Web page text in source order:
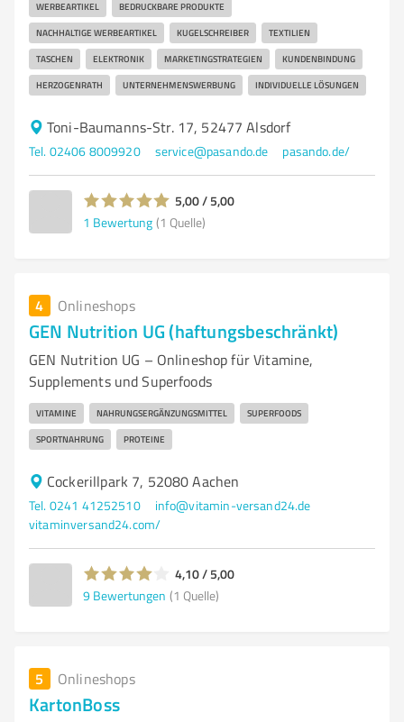
WERBEARTIKEL BEDRUCKBARE PRODUKTE
NACHHALTIGE WERBEARTIKEL KUGELSCHREIBER TEXTILIEN
TASCHEN ELEKTRONIK MARKETINGSTRATEGIEN KUNDENBINDUNG
HERZOGENRATH UNTERNEHMENSWERBUNG INDIVIDUELLE LÖSUNGEN
Toni-Baumanns-Str. 17, 52477 Alsdorf
Tel. 02406 8009920 service@pasando.de pasando.de/
5,00 / 5,00
1 Bewertung (1 Quelle)
4 Onlineshops
GEN Nutrition UG (haftungsbeschränkt)
GEN Nutrition UG – Onlineshop für Vitamine,
Supplements und Superfoods
VITAMINE NAHRUNGSERGÄNZUNGSMITTEL SUPERFOODS
SPORTNAHRUNG PROTEINE
Cockerillpark 7, 52080 Aachen
Tel. 0241 41252510
info@vitamin-versand24.de
vitaminversand24.com/
4,10 / 5,00
9 Bewertungen (1 Quelle)
5 Onlineshops
KartonBoss